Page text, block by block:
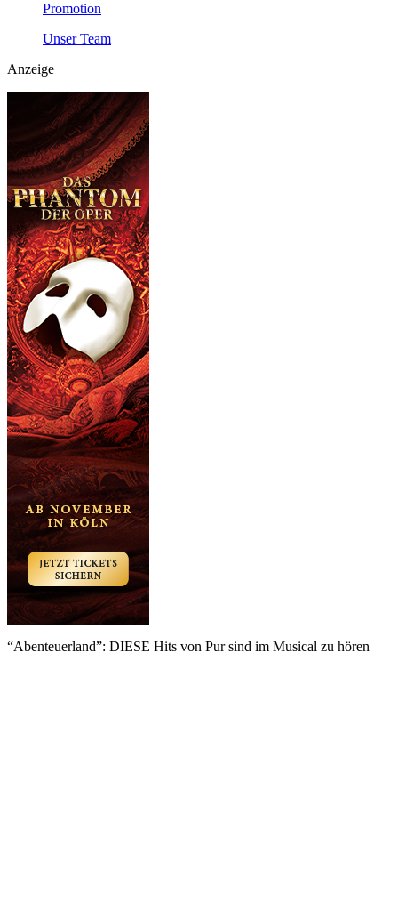
Promotion
Unser Team
Anzeige
“Abenteuerland”: DIESE Hits von Pur sind im Musical zu hören